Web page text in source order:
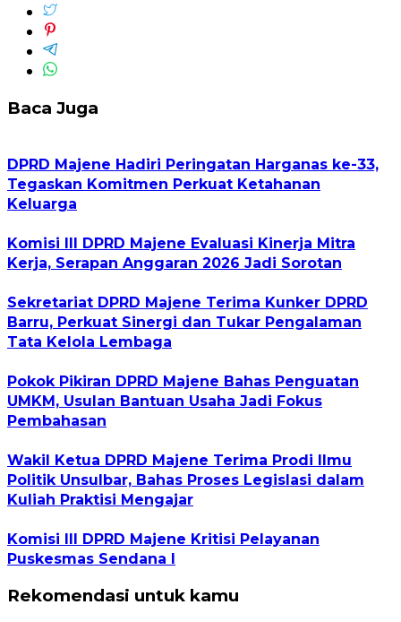
Baca Juga
DPRD Majene Hadiri Peringatan Harganas ke-33,
Tegaskan Komitmen Perkuat Ketahanan
Keluarga
Komisi III DPRD Majene Evaluasi Kinerja Mitra
Kerja, Serapan Anggaran 2026 Jadi Sorotan
Sekretariat DPRD Majene Terima Kunker DPRD
Barru, Perkuat Sinergi dan Tukar Pengalaman
Tata Kelola Lembaga
Pokok Pikiran DPRD Majene Bahas Penguatan
UMKM, Usulan Bantuan Usaha Jadi Fokus
Pembahasan
Wakil Ketua DPRD Majene Terima Prodi Ilmu
Politik Unsulbar, Bahas Proses Legislasi dalam
Kuliah Praktisi Mengajar
Komisi III DPRD Majene Kritisi Pelayanan
Puskesmas Sendana I
Rekomendasi untuk kamu